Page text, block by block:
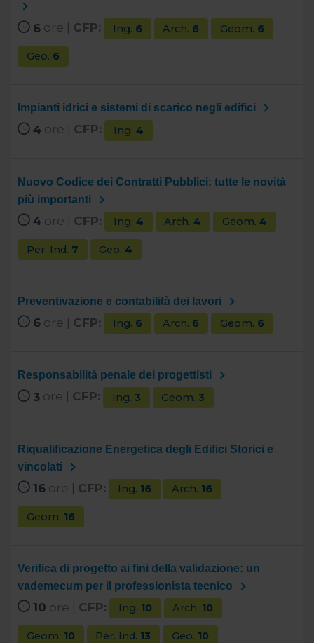
6 ore | CFP: Ing. 6 Arch. 6 Geom. 6
Geo. 6
Impianti idrici e sistemi di scarico negli edifici
4 ore | CFP: Ing. 4
Nuovo Codice dei Contratti Pubblici: tutte le novità
più importanti
4 ore | CFP: Ing. 4 Arch.4 Geom. 4
Per. Ind. 7 Geo.4
Preventivazione e contabilità dei lavori
6 ore | CFP: Ing. 6 Arch. 6 Geom. 6
Responsabilità penale dei progettisti
3 ore | CFP: Ing. 3 Geom. 3
Riqualificazione Energetica degli Edifici Storici e
vincolati
16 ore | CFP: Ing. 16 Arch. 16
Geom. 16
Verifica di progetto ai fini della validazione: un
vademecum per il professionista tecnico
10 ore | CFP: Ing. 10 Arch. 10
Geom. 10 Per. Ind. 13 Geo. 10